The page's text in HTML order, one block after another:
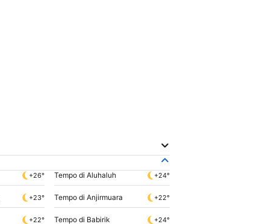
+26° Tempo di Aluhaluh +24°
+23° Tempo di Anjirmuara +22°
+22° Tempo di Babirik +24°